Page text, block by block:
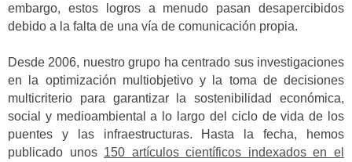
embargo, estos logros a menudo pasan desapercibidos
debido a la falta de una vía de comunicación propia.
Desde 2006, nuestro grupo ha centrado sus investigaciones
en la optimización multiobjetivo y la toma de decisiones
multicriterio para garantizar la sostenibilidad económica,
social y medioambiental a lo largo del ciclo de vida de los
puentes y las infraestructuras. Hasta la fecha, hemos
publicado unos 150 artículos científicos indexados en el